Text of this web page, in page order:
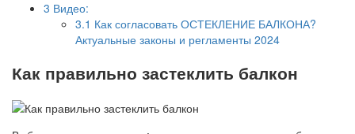
3 Видео:
3.1 Как согласовать ОСТЕКЛЕНИЕ БАЛКОНА?
Актуальные законы и регламенты 2024
Как правильно застеклить балкон